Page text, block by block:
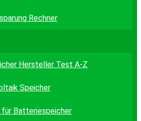
Rechner
Hersteller Test A-Z
Speicher
für Batteriespeicher